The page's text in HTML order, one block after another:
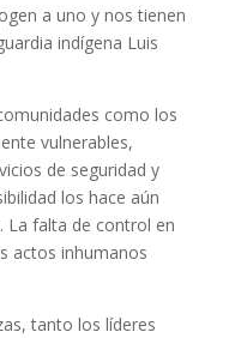
a uno y nos tienen
indígena Luis
como los
vulnerables,
de seguridad y
los hace aún
La falta de control en
actos inhumanos
tanto los líderes